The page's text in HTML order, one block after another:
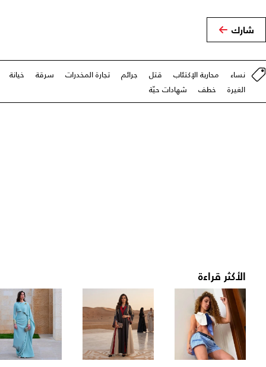
شارك
نساء محاربة الإكتئاب قتل جرائم تجارة المخدرات سرقة
خيانة
الغيرة
خطف شهادات حيّة
الأكثر قراءة